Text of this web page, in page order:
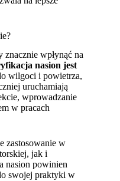
znacznie wpłynąć na
nasion jest
wilgoci i powietrza,
uruchamiają
wprowadzanie
w pracach
zastosowanie w
jak i
nasion powinien
swojej praktyki w